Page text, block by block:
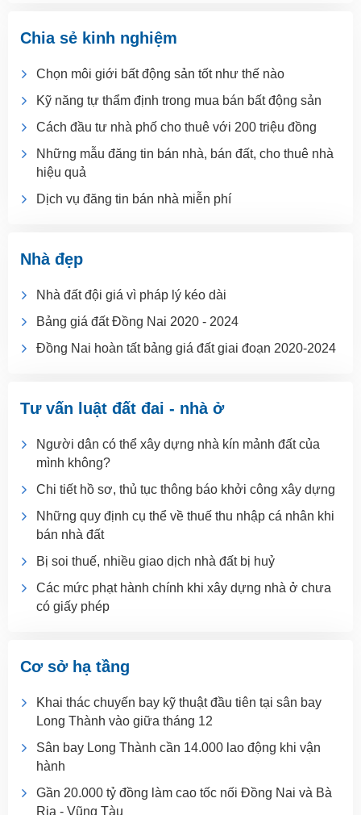
Chia sẻ kinh nghiệm
Chọn môi giới bất động sản tốt như thế nào
Kỹ năng tự thẩm định trong mua bán bất động sản
Cách đầu tư nhà phố cho thuê với 200 triệu đồng
Những mẫu đăng tin bán nhà, bán đất, cho thuê nhà
hiệu quả
Dịch vụ đăng tin bán nhà miễn phí
Nhà đẹp
Nhà đất đội giá vì pháp lý kéo dài
Bảng giá đất Đồng Nai 2020 - 2024
Đồng Nai hoàn tất bảng giá đất giai đoạn 2020-2024
Tư vấn luật đất đai - nhà ở
Người dân có thể xây dựng nhà kín mảnh đất của
mình không?
Chi tiết hồ sơ, thủ tục thông báo khởi công xây dựng
Những quy định cụ thể về thuế thu nhập cá nhân khi
bán nhà đất
Bị soi thuế, nhiều giao dịch nhà đất bị huỷ
Các mức phạt hành chính khi xây dựng nhà ở chưa
có giấy phép
Cơ sở hạ tầng
Khai thác chuyến bay kỹ thuật đầu tiên tại sân bay
Long Thành vào giữa tháng 12
Sân bay Long Thành cần 14.000 lao động khi vận
hành
Gần 20.000 tỷ đồng làm cao tốc nối Đồng Nai và Bà
Rịa - Vũng Tàu